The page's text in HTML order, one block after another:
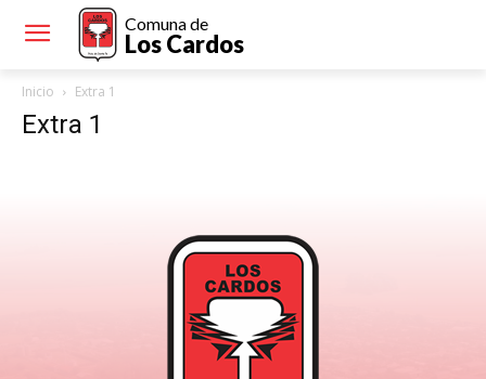
Comuna de
Los Cardos
Inicio Extra 1
Extra 1